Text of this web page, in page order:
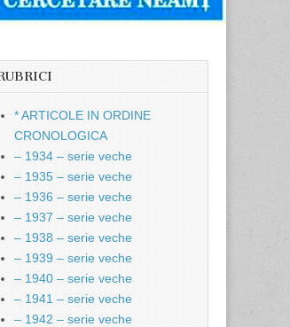
* ARTICOLE IN ORDINE
CRONOLOGICA
– 1934 – serie veche
– 1935 – serie veche
– 1936 – serie veche
– 1937 – serie veche
– 1938 – serie veche
– 1939 – serie veche
– 1940 – serie veche
– 1941 – serie veche
– 1942 – serie veche